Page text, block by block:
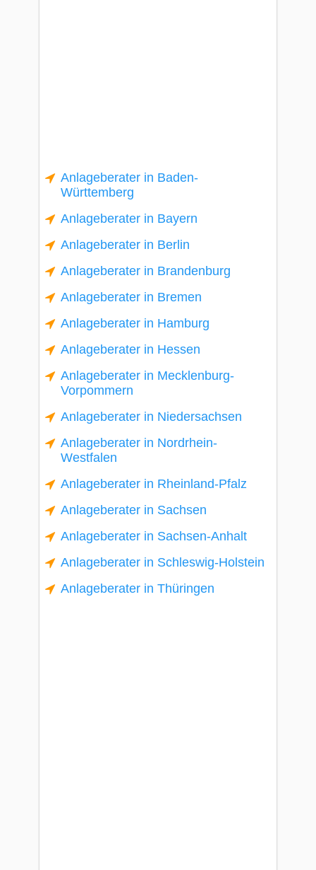
Anlageberater in Baden-
Württemberg
Anlageberater in Bayern
Anlageberater in Berlin
Anlageberater in Brandenburg
Anlageberater in Bremen
Anlageberater in Hamburg
Anlageberater in Hessen
Anlageberater in Mecklenburg-
Vorpommern
Anlageberater in Niedersachsen
Anlageberater in Nordrhein-
Westfalen
Anlageberater in Rheinland-Pfalz
Anlageberater in Sachsen
Anlageberater in Sachsen-Anhalt
Anlageberater in Schleswig-Holstein
Anlageberater in Thüringen